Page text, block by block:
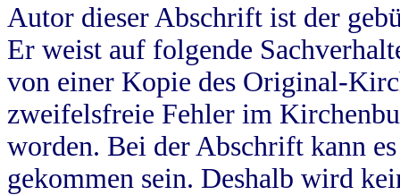
Autor dieser Abschrift ist der
Er weist auf folgende
von einer Kopie des Original-
zweifelsfreie Fehler im
worden. Bei der Abschrift kann
gekommen sein. Deshalb wird